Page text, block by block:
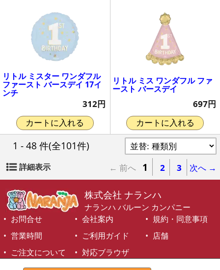
リトル ミスター ワンダフル
ファースト バースデイ 17イ
ンチ
312円
カートに入れる
リトル ミス ワンダフル ファ
ースト バースデイ
697円
カートに入れる
1 - 48 件(全101件)
詳細表示 ← 前へ 1 2 3 次へ →
株式会社 ナランハ
ナランハ バルーン カンパニー
お問合せ
会社案内
規約・同意事項
営業時間
ご利用ガイド
店舗
ご注文について
対応ブラウザ
©1999-2026 NARANJA Inc. All Rights Reserved.